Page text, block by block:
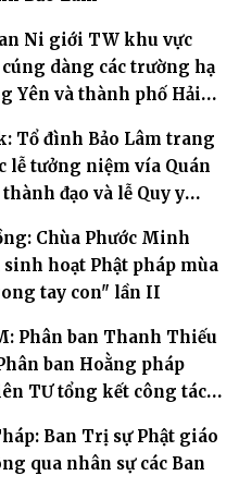
Ni giới TW khu vực
dàng các trường hạ
Yên và thành phố Hải
Tổ đình Bảo Lâm trang
lễ tưởng niệm vía Quán
đạo và lễ Quy y
Chùa Phước Minh
hoạt Phật pháp mùa
tay con" lần II
Phân ban Thanh Thiếu
ban Hoằng pháp
TƯ tổng kết công tác
Ban Trị sự Phật giáo
qua nhân sự các Ban